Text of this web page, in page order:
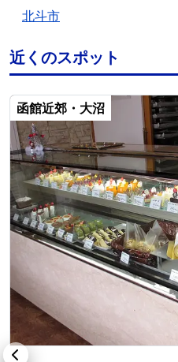
北斗市
近くのスポット
函館近郊・大沼